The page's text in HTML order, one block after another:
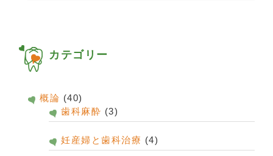
カテゴリー
概論 (40)
歯科麻酔 (3)
妊産婦と歯科治療 (4)